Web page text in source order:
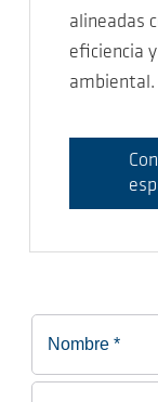
alineadas
eficiencia
ambiental.